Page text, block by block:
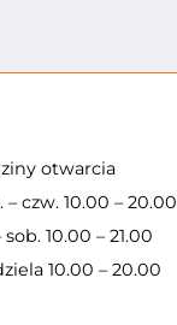
otwarcia
– czw. 10.00 – 20.00
sob. 10.00 – 21.00
10.00 – 20.00